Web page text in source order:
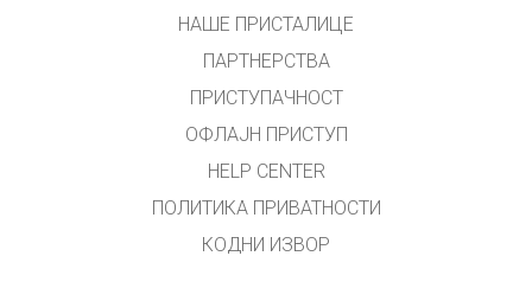
НАШЕ ПРИСТАЛИЦЕ
ПАРТНЕРСТВА
ПРИСТУПАЧНОСТ
ОФЛАЈН ПРИСТУП
HELP CENTER
ПОЛИТИКА ПРИВАТНОСТИ
КОДНИ ИЗВОР